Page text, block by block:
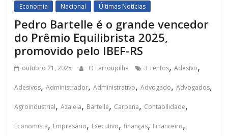
Economia Nacional Últimas Notícias
Pedro Bartelle é o grande vencedor
do Prêmio Equilibrista 2025,
promovido pelo IBEF-RS
outubro 21, 2025 O Farroupilha 3 Tentos,Adesivo,
Adesivos,Administrador,Administrativo,Advogado,Advogados,
Agroindustrial,Azaleia, Bartelle, Carpena, Contabilidade,
Economista, Empresário, Executivo,finanças, Financeiro,